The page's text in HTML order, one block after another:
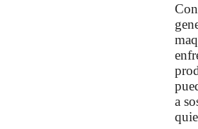
a